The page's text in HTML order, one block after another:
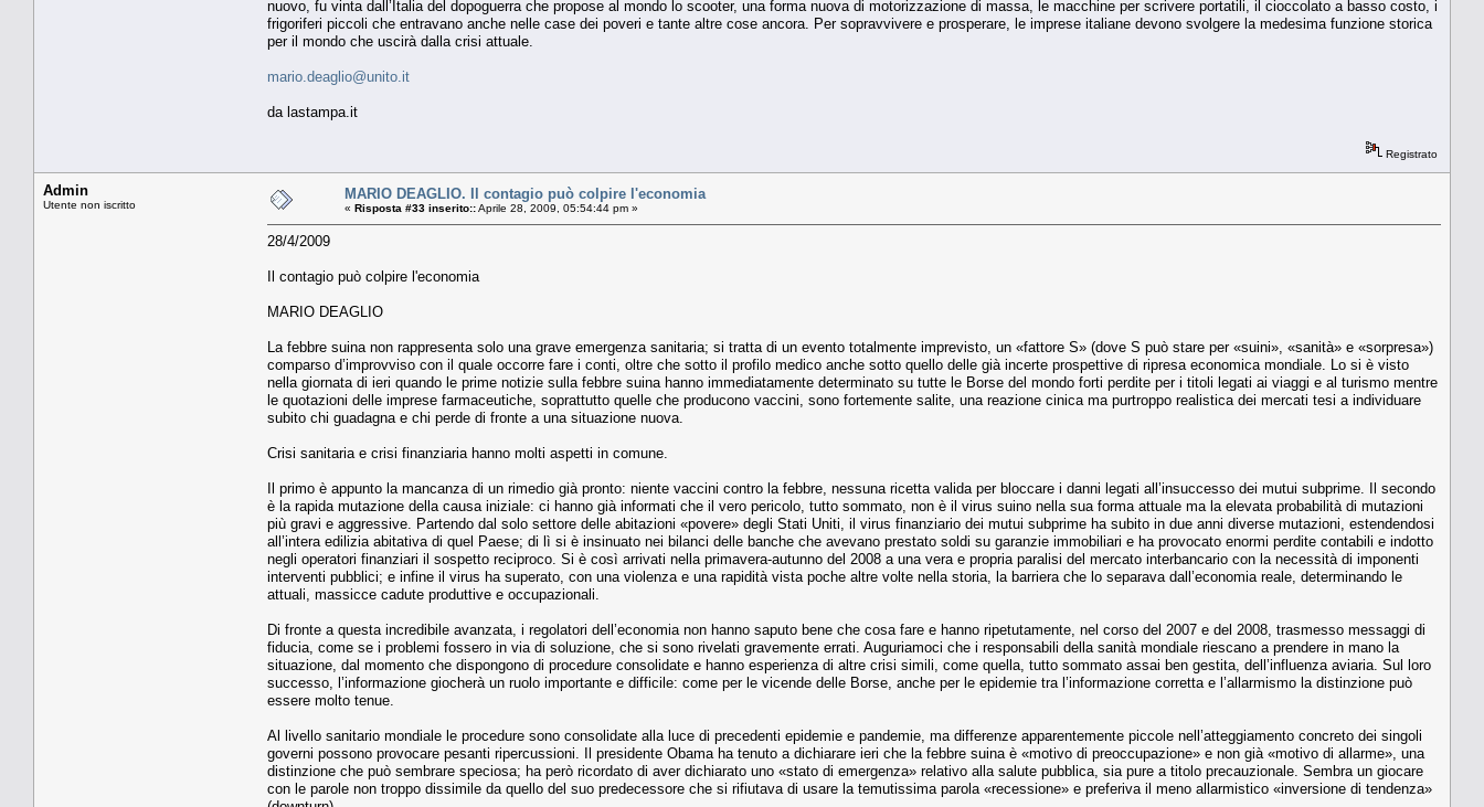
nuovo, fu vinta dall’Italia del dopoguerra che propose al mondo lo scooter, una forma nuova di motorizzazione di massa, le macchine per scrivere portatili, il cioccolato a basso costo, i
frigoriferi piccoli che entravano anche nelle case dei poveri e tante altre cose ancora. Per sopravvivere e prosperare, le imprese italiane devono svolgere la medesima funzione storica
per il mondo che uscirà dalla crisi attuale.
mario.deaglio@unito.it
da lastampa.it
Registrato
Admin
Utente non iscritto
MARIO DEAGLIO. Il contagio può colpire l'economia
« Risposta #33 inserito::Aprile 28, 2009, 05:54:44 pm »
28/4/2009
Il contagio può colpire l'economia
MARIO DEAGLIO
La febbre suina non rappresenta solo una grave emergenza sanitaria; si tratta di un evento totalmente imprevisto, un «fattore S» (dove S può stare per «suini», «sanità» e «sorpresa»)
comparso d’improvviso con il quale occorre fare i conti, oltre che sotto il profilo medico anche sotto quello delle già incerte prospettive di ripresa economica mondiale. Lo si è visto
nella giornata di ieri quando le prime notizie sulla febbre suina hanno immediatamente determinato su tutte le Borse del mondo forti perdite per i titoli legati ai viaggi e al turismo mentre
le quotazioni delle imprese farmaceutiche, soprattutto quelle che producono vaccini, sono fortemente salite, una reazione cinica ma purtroppo realistica dei mercati tesi a individuare
subito chi guadagna e chi perde di fronte a una situazione nuova.
Crisi sanitaria e crisi finanziaria hanno molti aspetti in comune.
Il primo è appunto la mancanza di un rimedio già pronto: niente vaccini contro la febbre, nessuna ricetta valida per bloccare i danni legati all’insuccesso dei mutui subprime. Il secondo
è la rapida mutazione della causa iniziale: ci hanno già informati che il vero pericolo, tutto sommato, non è il virus suino nella sua forma attuale ma la elevata probabilità di mutazioni
più gravi e aggressive. Partendo dal solo settore delle abitazioni «povere» degli Stati Uniti, il virus finanziario dei mutui subprime ha subito in due anni diverse mutazioni, estendendosi
all’intera edilizia abitativa di quel Paese; di lì si è insinuato nei bilanci delle banche che avevano prestato soldi su garanzie immobiliari e ha provocato enormi perdite contabili e indotto
negli operatori finanziari il sospetto reciproco. Si è così arrivati nella primavera-autunno del 2008 a una vera e propria paralisi del mercato interbancario con la necessità di imponenti
interventi pubblici; e infine il virus ha superato, con una violenza e una rapidità vista poche altre volte nella storia, la barriera che lo separava dall’economia reale, determinando le
attuali, massicce cadute produttive e occupazionali.
Di fronte a questa incredibile avanzata, i regolatori dell’economia non hanno saputo bene che cosa fare e hanno ripetutamente, nel corso del 2007 e del 2008, trasmesso messaggi di
fiducia, come se i problemi fossero in via di soluzione, che si sono rivelati gravemente errati. Auguriamoci che i responsabili della sanità mondiale riescano a prendere in mano la
situazione, dal momento che dispongono di procedure consolidate e hanno esperienza di altre crisi simili, come quella, tutto sommato assai ben gestita, dell’influenza aviaria. Sul loro
successo, l’informazione giocherà un ruolo importante e difficile: come per le vicende delle Borse, anche per le epidemie tra l’informazione corretta e l’allarmismo la distinzione può
essere molto tenue.
Al livello sanitario mondiale le procedure sono consolidate alla luce di precedenti epidemie e pandemie, ma differenze apparentemente piccole nell’atteggiamento concreto dei singoli
governi possono provocare pesanti ripercussioni. Il presidente Obama ha tenuto a dichiarare ieri che la febbre suina è «motivo di preoccupazione» e non già «motivo di allarme», una
distinzione che può sembrare speciosa; ha però ricordato di aver dichiarato uno «stato di emergenza» relativo alla salute pubblica, sia pure a titolo precauzionale. Sembra un giocare
con le parole non troppo dissimile da quello del suo predecessore che si rifiutava di usare la temutissima parola «recessione» e preferiva il meno allarmistico «inversione di tendenza»